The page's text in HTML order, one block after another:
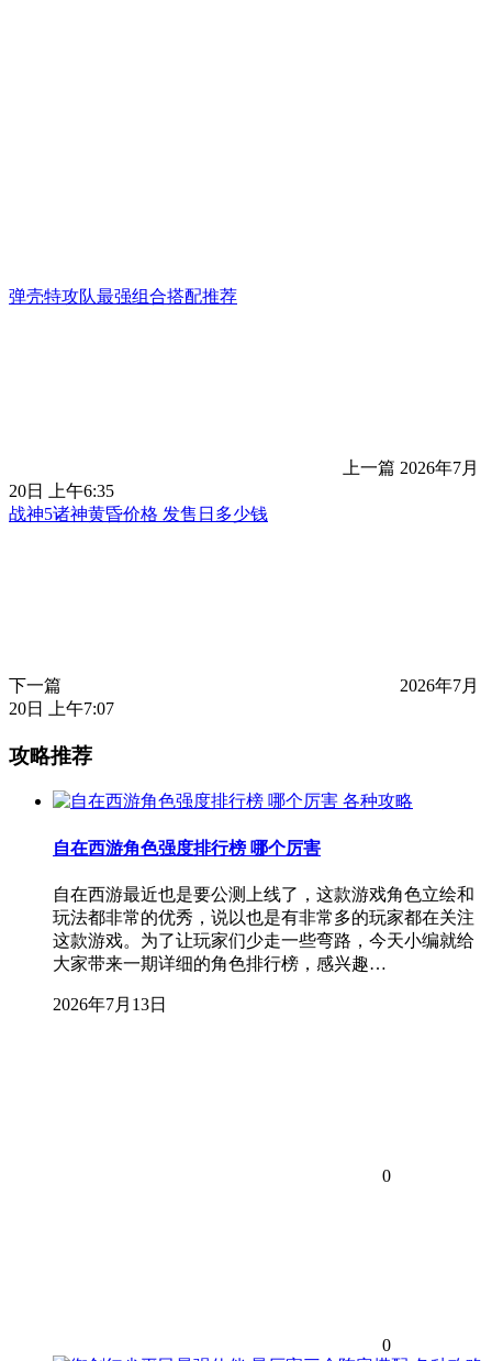
弹壳特攻队最强组合搭配推荐
上一篇 2026年7月
20日 上午6:35
战神5诸神黄昏价格 发售日多少钱
下一篇
2026年7月
20日 上午7:07
攻略推荐
各种攻略
自在西游角色强度排行榜 哪个厉害
自在西游最近也是要公测上线了，这款游戏角色立绘和
玩法都非常的优秀，说以也是有非常多的玩家都在关注
这款游戏。为了让玩家们少走一些弯路，今天小编就给
大家带来一期详细的角色排行榜，感兴趣…
2026年7月13日
0
0